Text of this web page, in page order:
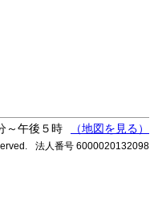
～午後５時 （地図を見る）
法人番号 6000020132098